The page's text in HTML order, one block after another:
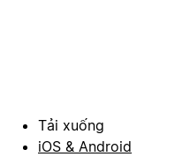
Tải xuống
iOS & Android